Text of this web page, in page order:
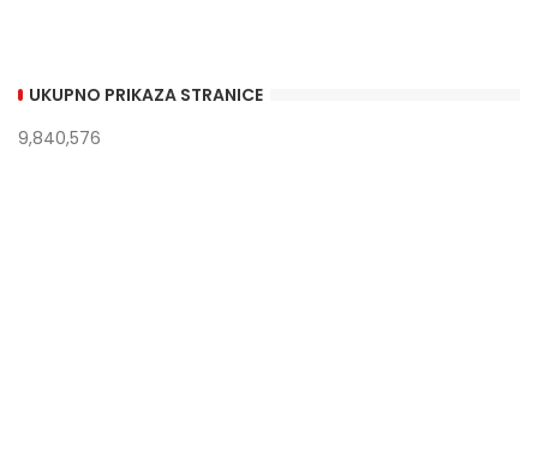
UKUPNO PRIKAZA STRANICE
9,840,576